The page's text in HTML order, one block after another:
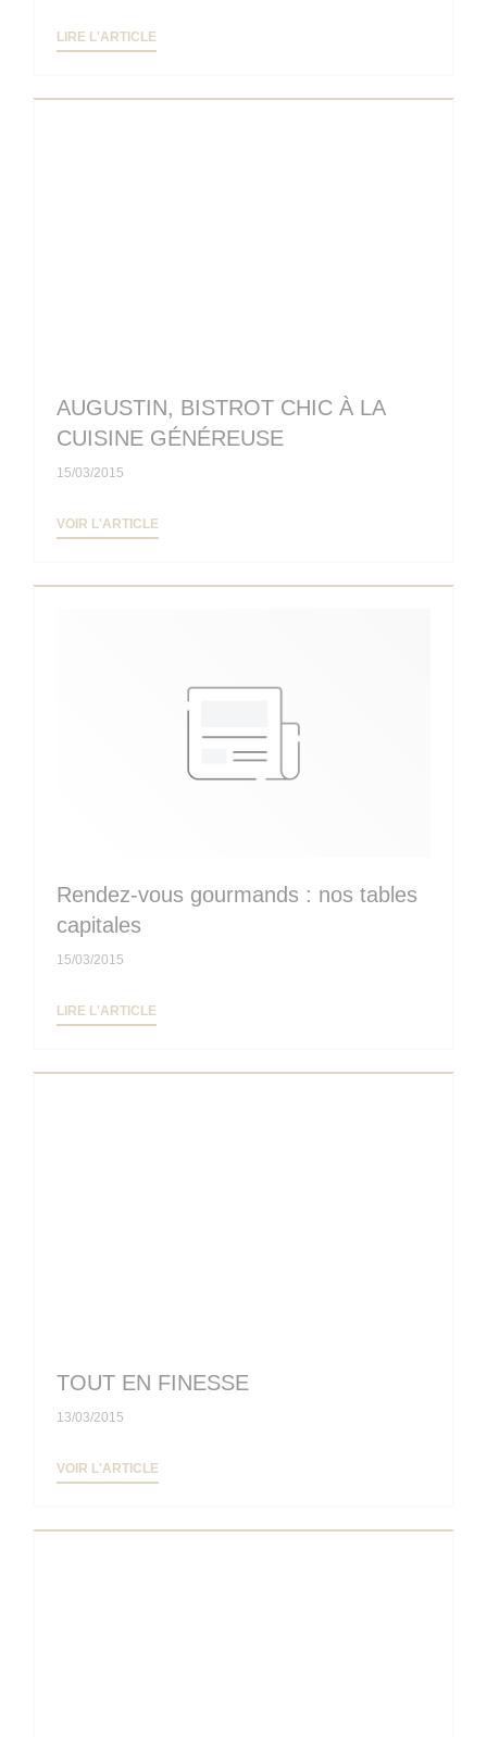
LIRE L'ARTICLE
AUGUSTIN, BISTROT CHIC À LA
CUISINE GÉNÉREUSE
15/03/2015
VOIR L'ARTICLE
Rendez-vous gourmands : nos tables
capitales
15/03/2015
LIRE L'ARTICLE
TOUT EN FINESSE
13/03/2015
VOIR L'ARTICLE